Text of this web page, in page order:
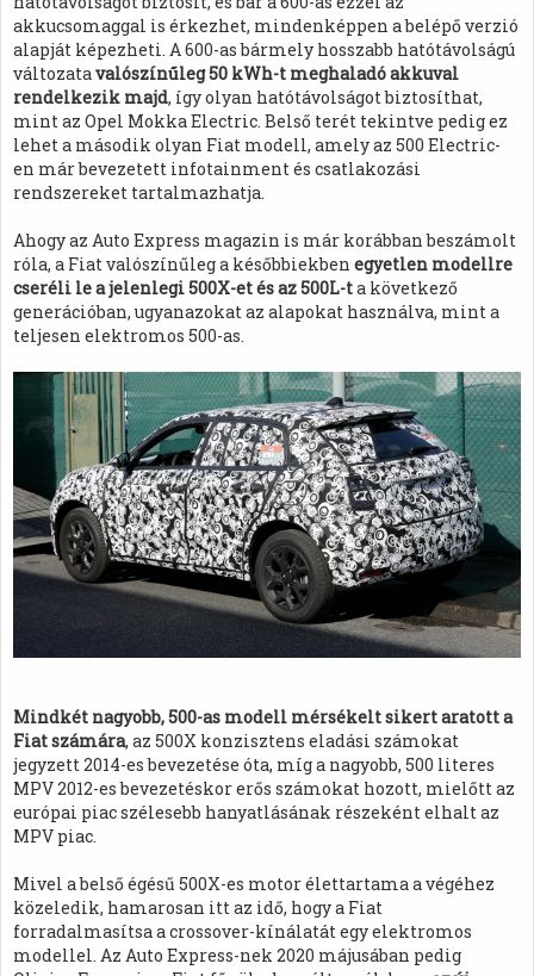
akkucsomaggal is érkezhet, mindenképpen a belépő verzió
alapját képezheti. A 600-as bármely hosszabb hatótávolságú
változatavalószínűleg 50 kWh-t meghaladó akkuval
rendelkezik majd, így olyan hatótávolságot biztosíthat,
mint az Opel Mokka Electric. Belső terét tekintve pedig ez
lehet a második olyan Fiat modell, amely az 500 Electric-
en már bevezetett infotainment és csatlakozási
rendszereket tartalmazhatja.
Ahogy az Auto Express magazin is már korábban beszámolt
róla, a Fiat valószínűleg a későbbiekben egyetlen modellre
cseréli le a jelenlegi 500X-et és az 500L-ta következő
generációban, ugyanazokat az alapokat használva, mint a
teljesen elektromos 500-as.
Mindkét nagyobb, 500-as modell mérsékelt sikert aratott a
Fiat számára, az 500X konzisztens eladási számokat
jegyzett 2014-es bevezetése óta, míg a nagyobb, 500 literes
MPV 2012-es bevezetéskor erős számokat hozott, mielőtt az
európai piac szélesebb hanyatlásának részeként elhalt az
MPV piac.
Mivel a belső égésű 500X-es motor élettartama a végéhez
közeledik, hamarosan itt az idő, hogy a Fiat
forradalmasítsa a crossover-kínálatát egy elektromos
modellel. Az Auto Express-nek 2020 májusában pedig